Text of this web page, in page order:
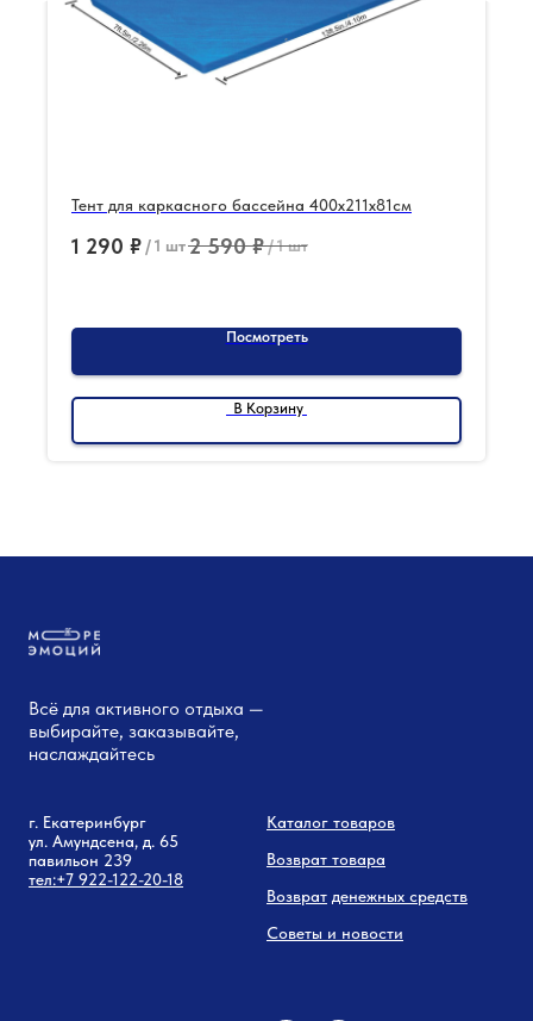
Тент для каркасного бассейна 400х211х81см
1 290 ₽ /1 шт2 590 ₽/1 шт
Посмотреть
В Корзину
Всё для активного отдыха —
выбирайте, заказывайте,
наслаждайтесь
г. Екатеринбург
ул. Амундсена, д. 65
павильон 239
тел:+7 922-122-20-18
Каталог товаров
Возврат товара
Возврат денежных средств
Советы и новости